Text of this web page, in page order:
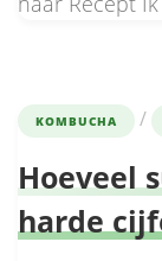
KOMBUCHA /
Hoeveel
harde